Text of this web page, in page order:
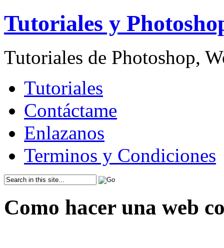
Tutoriales y
Tutoriales de Photoshop,
Tutoriales
Contáctame
Enlazanos
Terminos y Condiciones
Como hacer una web